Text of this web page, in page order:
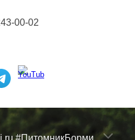
00-02
#ПитомникБорми